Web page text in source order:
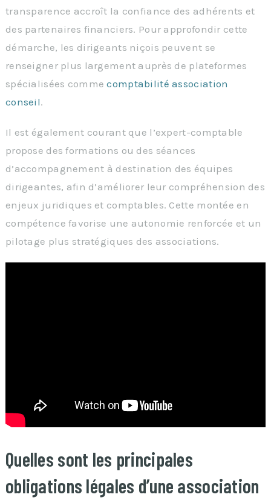
transparence accroît la confiance des adhérents et
des partenaires financiers. Pour approfondir cette
démarche, les dirigeants niçois peuvent se
renseigner plus largement auprès de plateformes
spécialisées commecomptabilité association
conseil.
Il est également courant que l’expert-comptable
propose des formations ou des séances
d’accompagnement à destination des équipes
dirigeantes, afin d’améliorer leur compréhension des
enjeux juridiques et comptables. Cette montée en
compétence favorise une autonomie renforcée et un
pilotage plus stratégiques des associations.
Quelles sont les principales
obligations légales d’une association